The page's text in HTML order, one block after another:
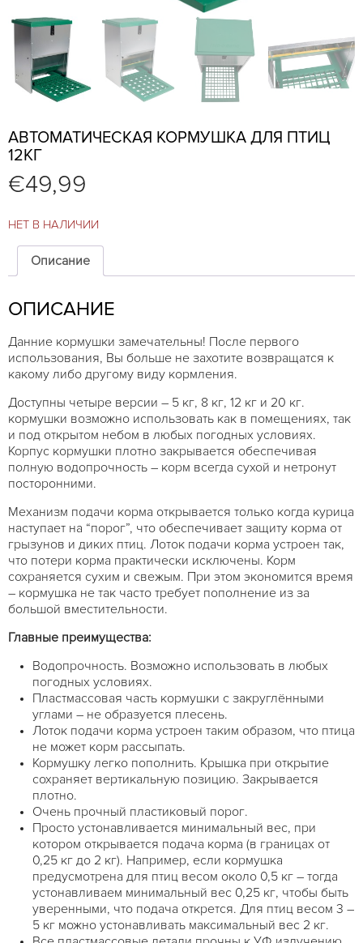
АВТОМАТИЧЕСКАЯ КОРМУШКА ДЛЯ ПТИЦ
12КГ
€49,99
НЕТ В НАЛИЧИИ
Описание
ОПИСАНИЕ
Данние кормушки замечательны! После первого
использования, Вы больше не захотите возвращатся к
какому либо другому виду кормления.
Доступны четыре версии – 5 кг, 8 кг, 12 кг и 20 кг.
кормушки возможно использовать как в помещениях, так
и под открытом небом в любых погодных условиях.
Корпус кормушки плотно закрывается обеспечивая
полную водопрочность – корм всегда сухой и нетронут
посторонними.
Механизм подачи корма открывается только когда курица
наступает на “порог”, что обеспечивает защиту корма от
грызунов и диких птиц. Лоток подачи корма устроен так,
что потери корма практически исключены. Корм
сохраняется сухим и свежым. При этом экономится время
– кормушка не так часто требует пополнение из за
большой вместительности.
Главные преимущества:
Водопрочность. Возможно использовать в любых
погодных условиях.
Пластмассовая часть кормушки с закруглёнными
углами – не образуется плесень.
Лоток подачи корма устроен таким образом, что птица
не может корм рассыпать.
Кормушку легко пополнить. Крышка при открытие
сохраняет вертикальную позицию. Закрывается
плотно.
Очень прочный пластиковый порог.
Просто устонавливается минимальный вес, при
котором открывается подача корма (в границах от
0,25 кг до 2 кг). Например, если кормушка
предусмотрена для птиц весом около 0,5 кг – тогда
устонавливаем минимальный вес 0,25 кг, чтобы быть
уверенными, что подача открется. Для птиц весом 3 –
5 кг можно устонавливать максимальный вес 2 кг.